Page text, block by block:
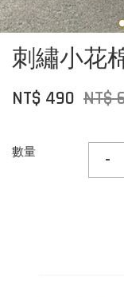
刺繡小花
NT$ 490 NT$
數量 -